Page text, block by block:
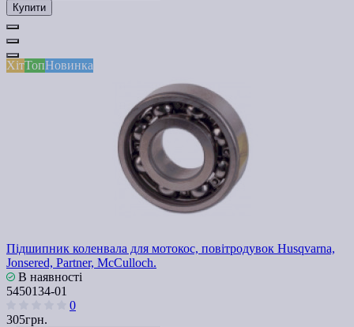
Купити
ХітТопНовинка
Підшипник коленвала для мотокос, повітродувок Husqvarna,
Jonsered, Partner, McCulloch.
В наявності
5450134-01
0
305грн.